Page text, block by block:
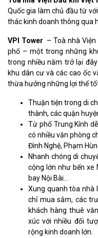
Quốc gia làm chủ đầu từ
thác kinh doanh thông qua
VPI Tower – Toà nhà
phố – một trong những
trong nhiều năm trở lại
khu dân cư và các cao ốc
thừa hưởng những lợi thế
Thuận tiện trong di
thành, các quận
Từ phố Trung Kính
có nhiều văn phòng
Đình Nghệ, Phạm
Nhanh chóng di
cộng lớn như bến xe
bay Nội Bài…
Xung quanh tòa nhà
chỉ mua sắm, các
khách hàng thuê
xúc với nhiều đối
rộng kinh doanh lớn.